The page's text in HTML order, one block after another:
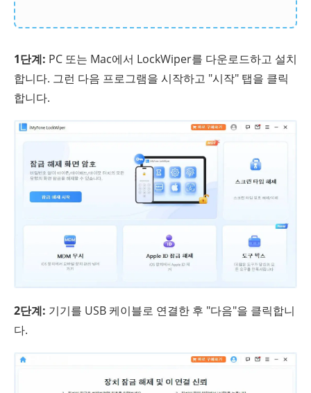
1단계: PC 또는 Mac에서 LockWiper를 다운로드하고 설치
합니다. 그런 다음 프로그램을 시작하고 "시작" 탭을 클릭
합니다.
2단계: 기기를 USB 케이블로 연결한 후 "다음"을 클릭합니
다.